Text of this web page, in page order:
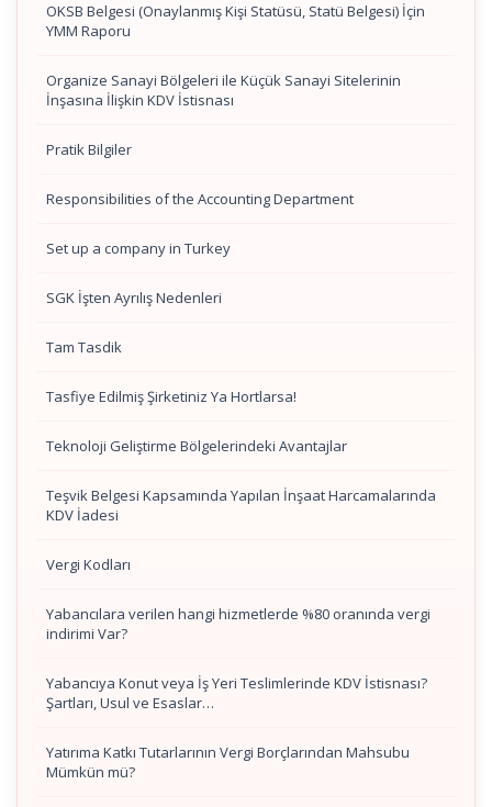
OKSB Belgesi (Onaylanmış Kişi Statüsü, Statü Belgesi) İçin
YMM Raporu
Organize Sanayi Bölgeleri ile Küçük Sanayi Sitelerinin
İnşasına İlişkin KDV İstisnası
Pratik Bilgiler
Responsibilities of the Accounting Department
Set up a company in Turkey
SGK İşten Ayrılış Nedenleri
Tam Tasdik
Tasfiye Edilmiş Şirketiniz Ya Hortlarsa!
Teknoloji Geliştirme Bölgelerindeki Avantajlar
Teşvik Belgesi Kapsamında Yapılan İnşaat Harcamalarında
KDV İadesi
Vergi Kodları
Yabancılara verilen hangi hizmetlerde %80 oranında vergi
indirimi Var?
Yabancıya Konut veya İş Yeri Teslimlerinde KDV İstisnası?
Şartları, Usul ve Esaslar…
Yatırıma Katkı Tutarlarının Vergi Borçlarından Mahsubu
Mümkün mü?